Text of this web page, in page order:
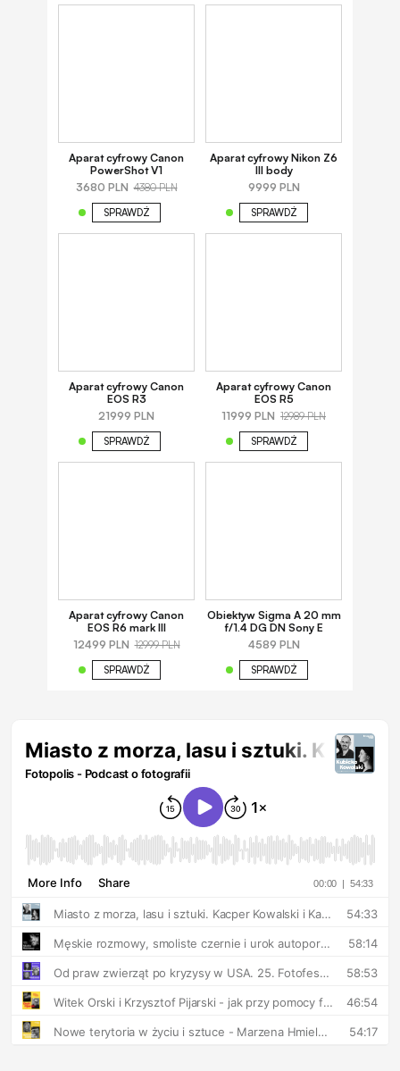
Aparat cyfrowy Canon
PowerShot V1
3680 PLN 4380 PLN
SPRAWDŹ
Aparat cyfrowy Nikon Z6
III body
9999 PLN
SPRAWDŹ
Aparat cyfrowy Canon
EOS R3
21999 PLN
SPRAWDŹ
Aparat cyfrowy Canon
EOS R5
11999 PLN 12989 PLN
SPRAWDŹ
Aparat cyfrowy Canon
EOS R6 mark III
12499 PLN 12999 PLN
SPRAWDŹ
Obiektyw Sigma A 20 mm
f/1.4 DG DN Sony E
4589 PLN
SPRAWDŹ